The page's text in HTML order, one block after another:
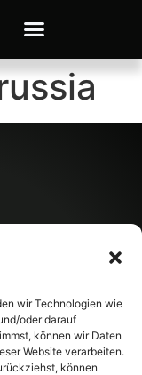
wir Technologien wie
oder darauf
können wir Daten
Website verarbeiten.
können